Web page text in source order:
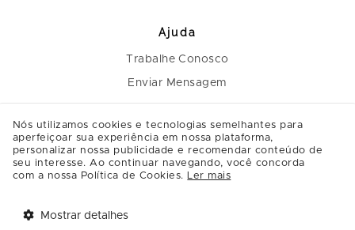
Ajuda
Trabalhe Conosco
Enviar Mensagem
Nós utilizamos cookies e tecnologias semelhantes para
aperfeiçoar sua experiência em nossa plataforma,
personalizar nossa publicidade e recomendar conteúdo de
seu interesse. Ao continuar navegando, você concorda
com a nossa Política de Cookies. Ler mais
Mostrar detalhes